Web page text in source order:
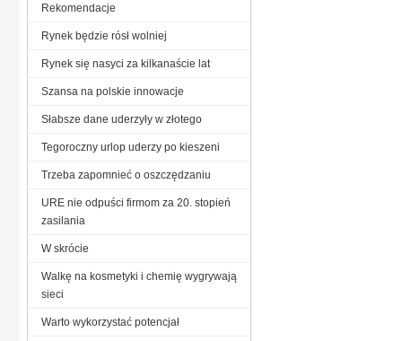
Rekomendacje
Rynek będzie rósł wolniej
Rynek się nasyci za kilkanaście lat
Szansa na polskie innowacje
Słabsze dane uderzyły w złotego
Tegoroczny urlop uderzy po kieszeni
Trzeba zapomnieć o oszczędzaniu
URE nie odpuści firmom za 20. stopień
zasilania
W skrócie
Walkę na kosmetyki i chemię wygrywają
sieci
Warto wykorzystać potencjał